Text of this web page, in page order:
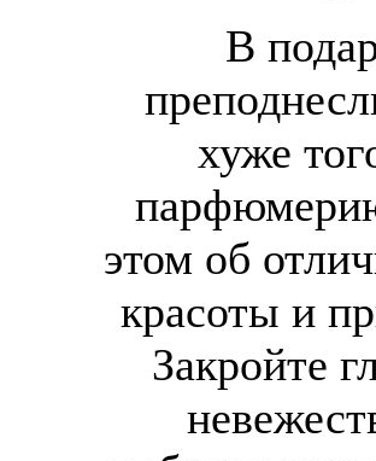
В
хуже
этом об
красоты и
Закройте